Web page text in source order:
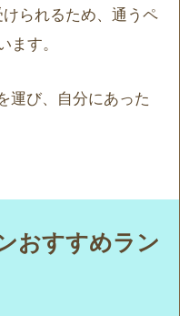
られるため、通うペ
ます。
運び、自分にあった
おすすめラン